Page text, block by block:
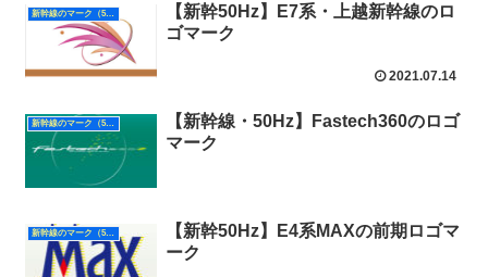
新幹線のマーク（50Hz）
【新幹50Hz】E7系・上越新幹線のロ
ゴマーク
2021.07.14
新幹線のマーク（50Hz）
【新幹線・50Hz】Fastech360のロゴ
マーク
新幹線のマーク（50Hz）
【新幹50Hz】E4系MAXの前期ロゴマ
ーク